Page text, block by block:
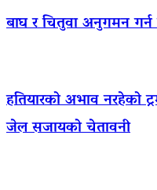
बाघ र चितुवा अनुगमन
हतियारको अभाव नरहेको
जेल सजायको चेतावनी